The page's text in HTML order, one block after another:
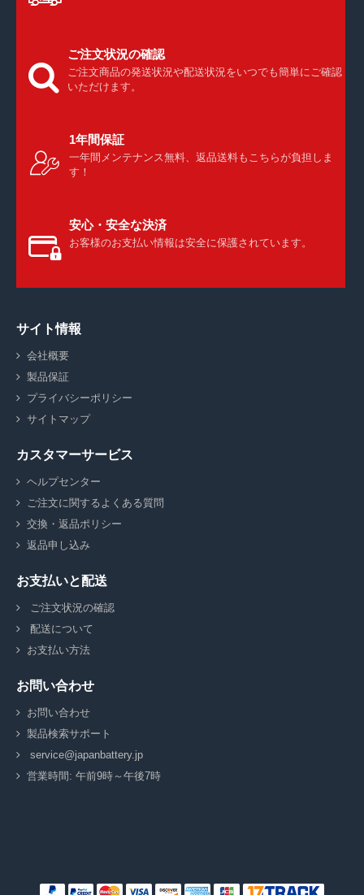
ご注文状況の確認
ご注文商品の発送状況や配送状況をいつでも簡単にご確認
いただけます。
1年間保証
一年間メンテナンス無料、返品送料もこちらが負担しま
す！
安心・安全な決済
お客様のお支払い情報は安全に保護されています。
サイト情報
会社概要
製品保証
プライバシーポリシー
サイトマップ
カスタマーサービス
ヘルプセンター
ご注文に関するよくある質問
交換・返品ポリシー
返品申し込み
お支払いと配送
ご注文状況の確認
配送について
お支払い方法
お問い合わせ
お問い合わせ
製品検索サポート
service@japanbattery.jp
営業時間: 午前9時～午後7時